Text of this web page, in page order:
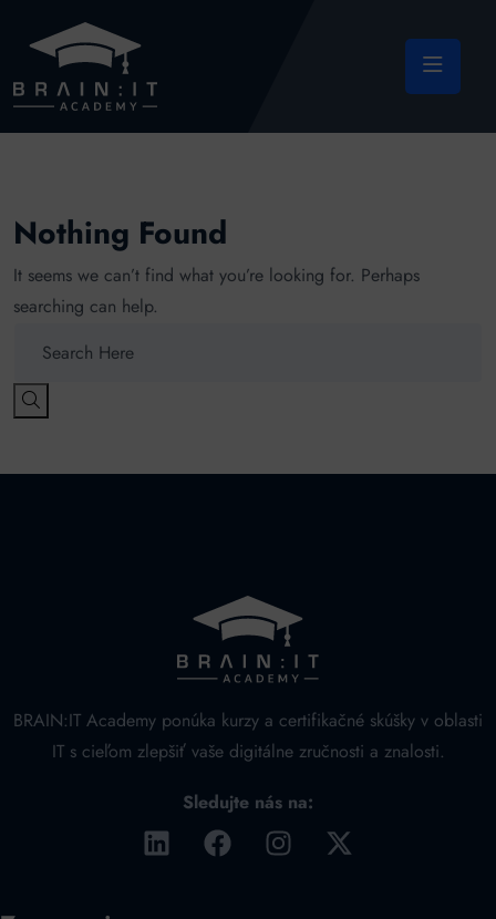
Nothing Found
It seems we can’t find what you’re looking for. Perhaps
searching can help.
BRAIN:IT Academy ponúka kurzy a certifikačné skúšky v oblasti
IT s cieľom zlepšiť vaše digitálne zručnosti a znalosti.
Sledujte nás na: